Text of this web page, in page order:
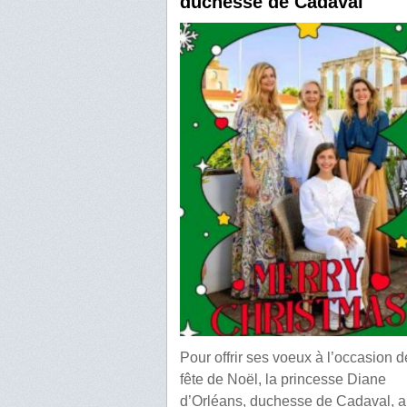
Pour offrir ses voeux à l’occasion
fête de Noël, la princesse Diane
d’Orléans, duchesse de Cadaval, a